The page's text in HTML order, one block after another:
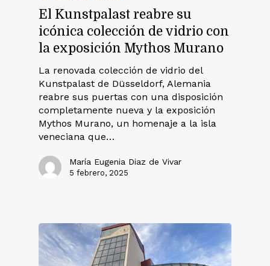
El Kunstpalast reabre su
icónica colección de vidrio con
la exposición Mythos Murano
La renovada colección de vidrio del
Kunstpalast de Düsseldorf, Alemania
reabre sus puertas con una disposición
completamente nueva y la exposición
Mythos Murano, un homenaje a la isla
veneciana que…
María Eugenia Diaz de Vivar
5 febrero, 2025